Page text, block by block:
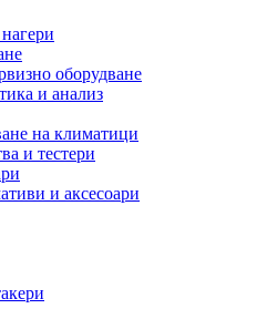
оборудване
и анализ
на климатици
и тестери
и аксесоари